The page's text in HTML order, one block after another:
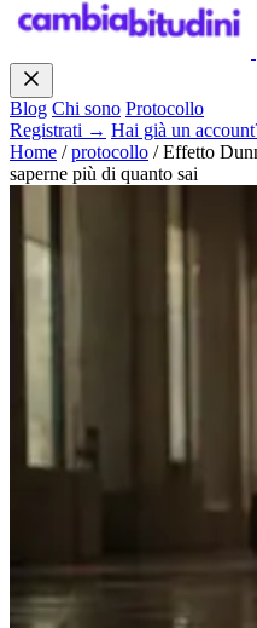
Blog Chi sono Protocollo
Registrati → Hai già un
Home / protocollo / Effetto
saperne più di quanto sai